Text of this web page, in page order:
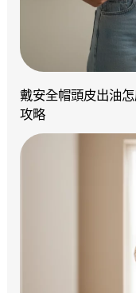
戴安全帽頭皮出油
攻略